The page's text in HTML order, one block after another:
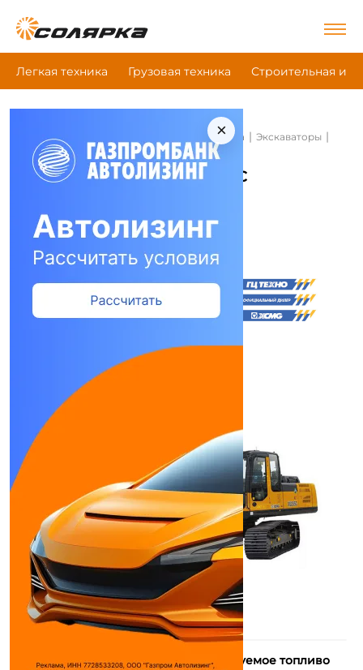
Легкая техника Грузовая техника Строительная и
×
Главная Строительная и дорожная техника | Экскаваторы |
Xcmg Xe235C
Экскаваторы Xcmg Xe235C
Макс. крутящий момент
Используемое топливо